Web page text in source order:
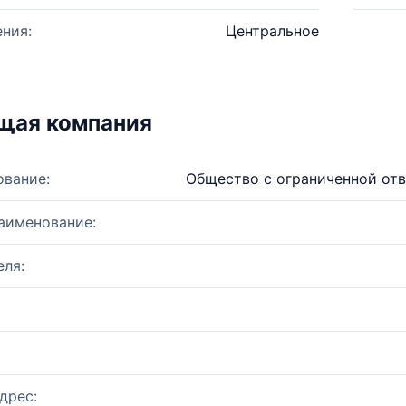
Центральное
компания
Общество с ограниченной